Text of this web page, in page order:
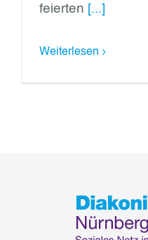
feierten [...]
Weiterlesen